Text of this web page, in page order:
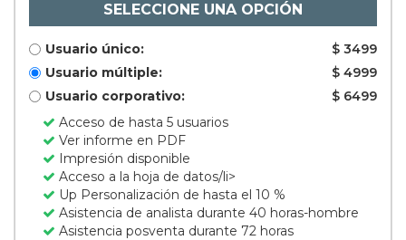
SELECCIONE UNA OPCIÓN
Usuario único:
$ 3499
Usuario múltiple:
$ 4999
Usuario corporativo:
$ 6499
Acceso de hasta 5 usuarios
Ver informe en PDF
Impresión disponible
Acceso a la hoja de datos/li>
Up Personalización de hasta el 10 %
Asistencia de analista durante 40 horas-hombre
Asistencia posventa durante 72 horas